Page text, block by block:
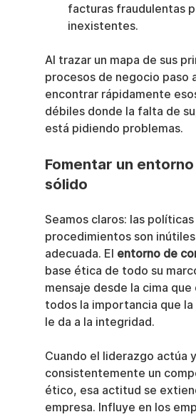
facturas fraudulentas
inexistentes.
Al trazar un mapa de sus
procesos de negocio paso
encontrar rápidamente
débiles donde la falta de
está pidiendo problemas.
Fomentar un
sólido
Seamos claros: las
procedimientos son
adecuada. El entorno de
base ética de todo su
mensaje desde la cima que
todos la importancia que
le da a la integridad.
Cuando el liderazgo actúa
consistentemente un
ético, esa actitud se
empresa. Influye en los